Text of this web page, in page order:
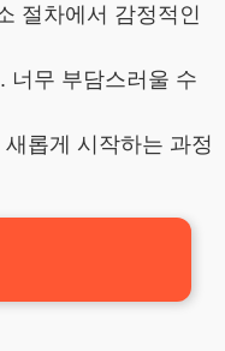
절차에서 감정적인
너무 부담스러울 수
롭게 시작하는 과정